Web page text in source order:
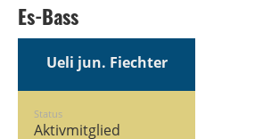
Es-Bass
Ueli jun. Fiechter
Status
Aktivmitglied